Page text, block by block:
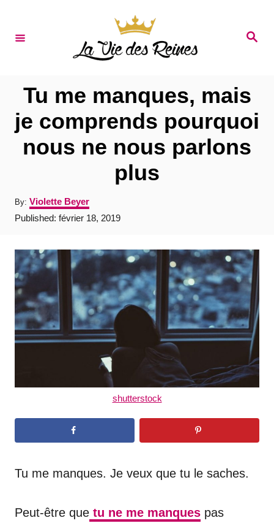
S
Tu me manques, mais
je comprends pourquoi
nous ne nous parlons
plus
By: A
u
t
o
r
Violette Beyer
P
t
e
d
o
n
Published: février 18, 2019
shutterstock
Tu me manques. Je veux que tu le saches.
Peut-être que tu ne me manques pas